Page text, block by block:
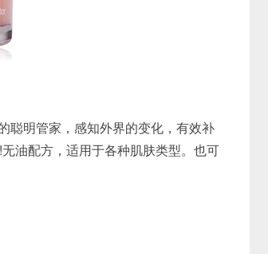
聪明管家，感知外界的变化，有效补
油配方，适用于各种肌肤类型。也可